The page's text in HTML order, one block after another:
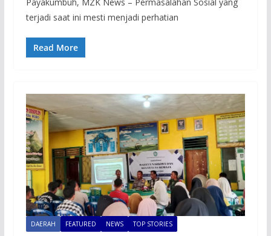
terjadi saat ini mesti menjadi perhatian
Read More
DAERAH FEATURED NEWS TOP STORIES